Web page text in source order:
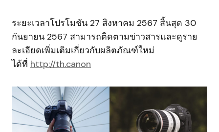
ระยะเวลาโปรโมชัน 27 สิงหาคม 2567 สิ้นสุด 30
กันยายน 2567 สามารถติดตามข่าวสารและดูราย
ละเอียดเพิ่มเติมเกี่ยวกับผลิตภัณฑ์ใหม่
ได้ที่ http://th.canon